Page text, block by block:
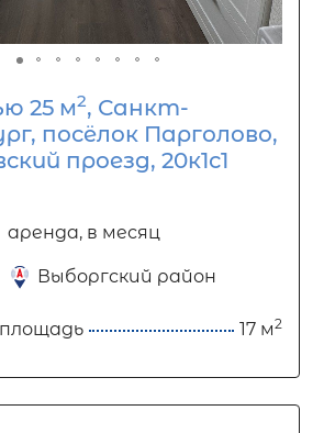
25 м2, Санкт-
посёлок Парголово,
проезд, 20к1с1
аренда, в месяц
Выборгский район
17 м2